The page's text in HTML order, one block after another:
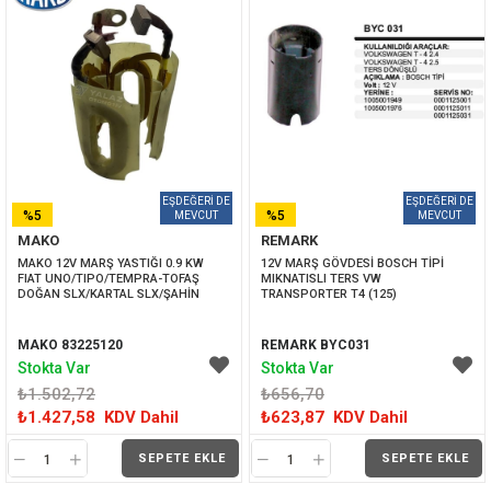
MAKO
MAKO 12V MARŞ YASTIĞI 0.9 KW
FIAT UNO/TIPO/TEMPRA-TOFAŞ
DOĞAN SLX/KARTAL SLX/ŞAHİN
MAKO 83225120
₺1.502,72
₺1.427,58 KDV Dahil
SEPETE EKLE
%5
İNDIRIM
Stokta Var
REMARK
12V MARŞ GÖVDESİ BOSCH TİPİ
MIKNATISLI TERS VW
TRANSPORTER T4 (125)
REMARK BYC031
₺656,70
₺623,87 KDV Dahil
SEPETE EKLE
%5
İNDIRIM
Stokta Var